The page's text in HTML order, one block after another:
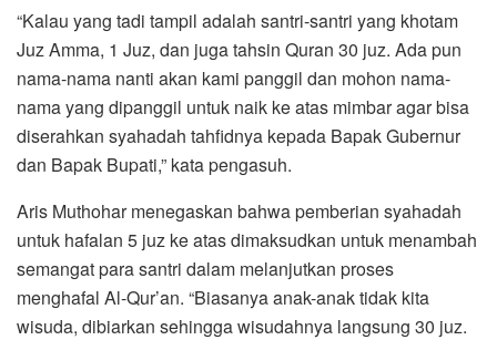
“Kalau yang tadi tampil adalah santri-santri yang khotam
Juz Amma, 1 Juz, dan juga tahsin Quran 30 juz. Ada pun
nama-nama nanti akan kami panggil dan mohon nama-
nama yang dipanggil untuk naik ke atas mimbar agar bisa
diserahkan syahadah tahfidnya kepada Bapak Gubernur
dan Bapak Bupati,” kata pengasuh.
Aris Muthohar menegaskan bahwa pemberian syahadah
untuk hafalan 5 juz ke atas dimaksudkan untuk menambah
semangat para santri dalam melanjutkan proses
menghafal Al-Qur’an. “Biasanya anak-anak tidak kita
wisuda, dibiarkan sehingga wisudahnya langsung 30 juz.